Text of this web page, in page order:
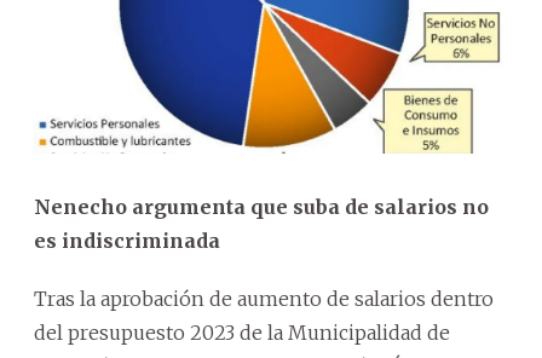
Nenecho argumenta que suba de salarios no
es indiscriminada
Tras la aprobación de aumento de salarios dentro
del presupuesto 2023 de la Municipalidad de